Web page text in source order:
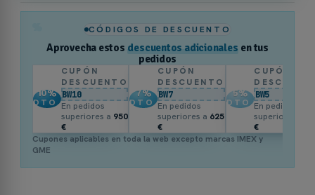
CÓDIGOS DE DESCUENTO
Aprovecha estos descuentos adicionales en tus
pedidos
10%
DTO.
CUPÓN
DESCUENTO
BW10
En pedidos
superiores a 950
€
7%
DTO.
CUPÓN
DESCUENTO
BW7
En pedidos
superiores a 625
€
5%
DTO.
CUPÓN
BW5
En pedidos
superiores a
€
Cupones aplicables en toda la web excepto marcas IMEX y
GME